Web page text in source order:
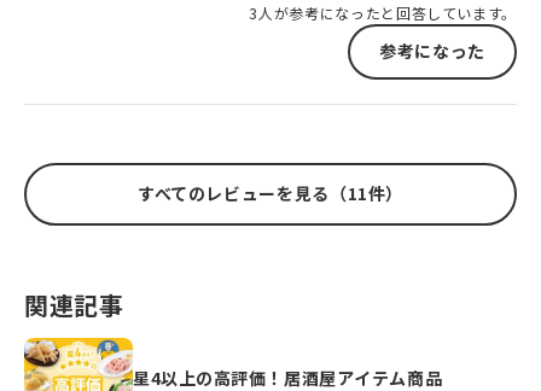
3人が参考になったと回答しています。
参考になった
すべてのレビューを見る（11件）
関連記事
星4以上の高評価！居酒屋アイテム商品